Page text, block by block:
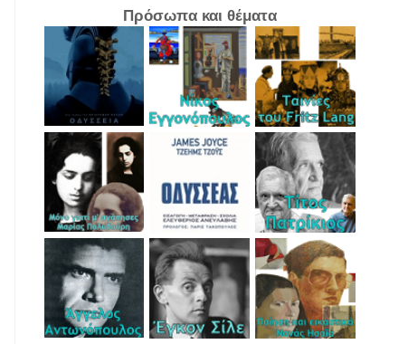
Πρόσωπα και θέματα